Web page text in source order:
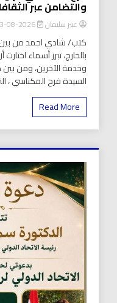
والتضامن عبر
عبير سليمان 2026-08-03
كتب/ شادي احمد من بين
بالخارج، تبرز أسماء
وخدمة الآخرين، ومن بين
السيدة فرح المكناسي ،
Read More